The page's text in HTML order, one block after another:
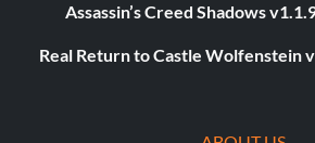
Assassin’s Creed Shadows
Real Return to Castle Wolfenstein